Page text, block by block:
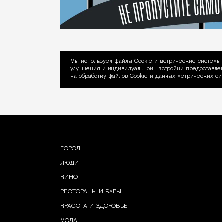
Уведомление об
Мы используем файлы Сookie и метрические системы
улучшения и индивидуальной настройки
на обработку файлов Cookie и данных метрических
ГОРОД
ЛЮДИ
КИНО
РЕСТОРАНЫ И БАРЫ
КРАСОТА И ЗДОРОВЬЕ
МОДА